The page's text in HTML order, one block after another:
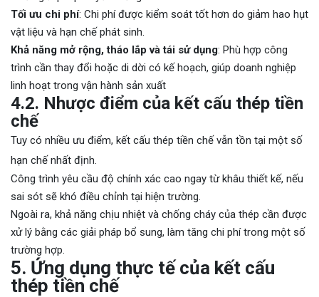
Tối ưu chi phí: Chi phí được kiểm soát tốt hơn do giảm hao hụt
vật liệu và hạn chế phát sinh.
Khả năng mở rộng, tháo lắp và tái sử dụng: Phù hợp công
trình cần thay đổi hoặc di dời có kế hoạch, giúp doanh nghiệp
linh hoạt trong vận hành sản xuất
4.2. Nhược điểm của kết cấu thép tiền
chế
Tuy có nhiều ưu điểm, kết cấu thép tiền chế vẫn tồn tại một số
hạn chế nhất định.
Công trình yêu cầu độ chính xác cao ngay từ khâu thiết kế, nếu
sai sót sẽ khó điều chỉnh tại hiện trường.
Ngoài ra, khả năng chịu nhiệt và chống cháy của thép cần được
xử lý bằng các giải pháp bổ sung, làm tăng chi phí trong một số
trường hợp.
5. Ứng dụng thực tế của kết cấu
thép tiền chế